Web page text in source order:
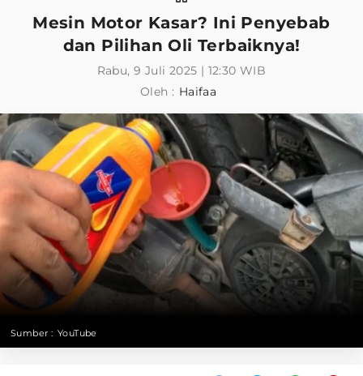
Mesin Motor Kasar? Ini Penyebab
dan Pilihan Oli Terbaiknya!
Rabu, 9 Juli 2025 | 12:30 WIB
Oleh : Haifaa
Sumber : YouTube